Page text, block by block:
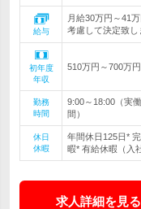
給与
月給30万円～41
考慮して決定致
初年度
年収
510万円～700万円
勤務
時間
9:00～18:00（実
間）
休日
休暇
年間休日125日*
暇* 有給休暇（入
求人詳細を見る